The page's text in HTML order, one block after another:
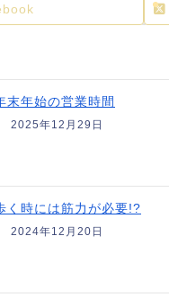
末年始の営業時間
2025年12月29日
く時には筋力が必要!?
2024年12月20日